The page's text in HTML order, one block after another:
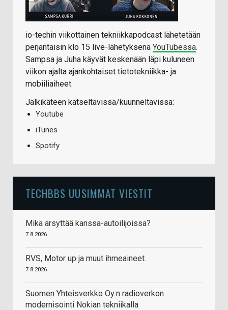
io-techin viikottainen tekniikkapodcast lähetetään
perjantaisin klo 15 live-lähetyksenä YouTubessa.
Sampsa ja Juha käyvät keskenään läpi kuluneen
viikon ajalta ajankohtaiset tietotekniikka- ja
mobiiliaiheet.
Jälkikäteen katseltavissa/kuunneltavissa:
Youtube
iTunes
Spotify
TECHBBS UUSIMMAT VIESTIT
Mikä ärsyttää kanssa-autoilijoissa?
7.8.2026
RVS, Motor up ja muut ihmeaineet.
7.8.2026
Suomen Yhteisverkko Oy:n radioverkon
modernisointi Nokian tekniikalla